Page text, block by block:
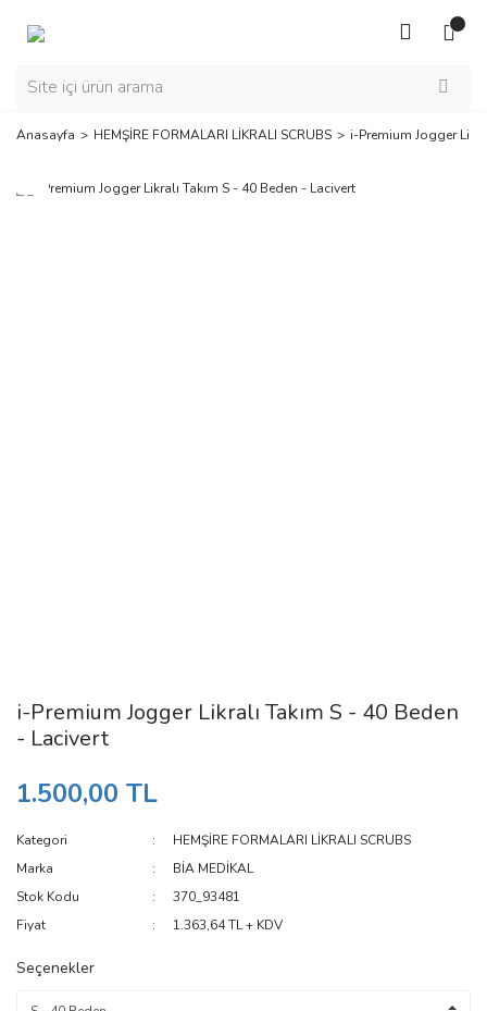
Anasayfa HEMŞİRE FORMALARI LİKRALI SCRUBS i-Premium Jogger
i-Premium Jogger Likralı Takım S - 40 Beden
- Lacivert
1.500,00 TL
Kategori
HEMŞİRE FORMALARI LİKRALI SCRUBS
Marka
BİA MEDİKAL
Stok Kodu
370_93481
Fiyat
1.363,64 TL + KDV
Seçenekler